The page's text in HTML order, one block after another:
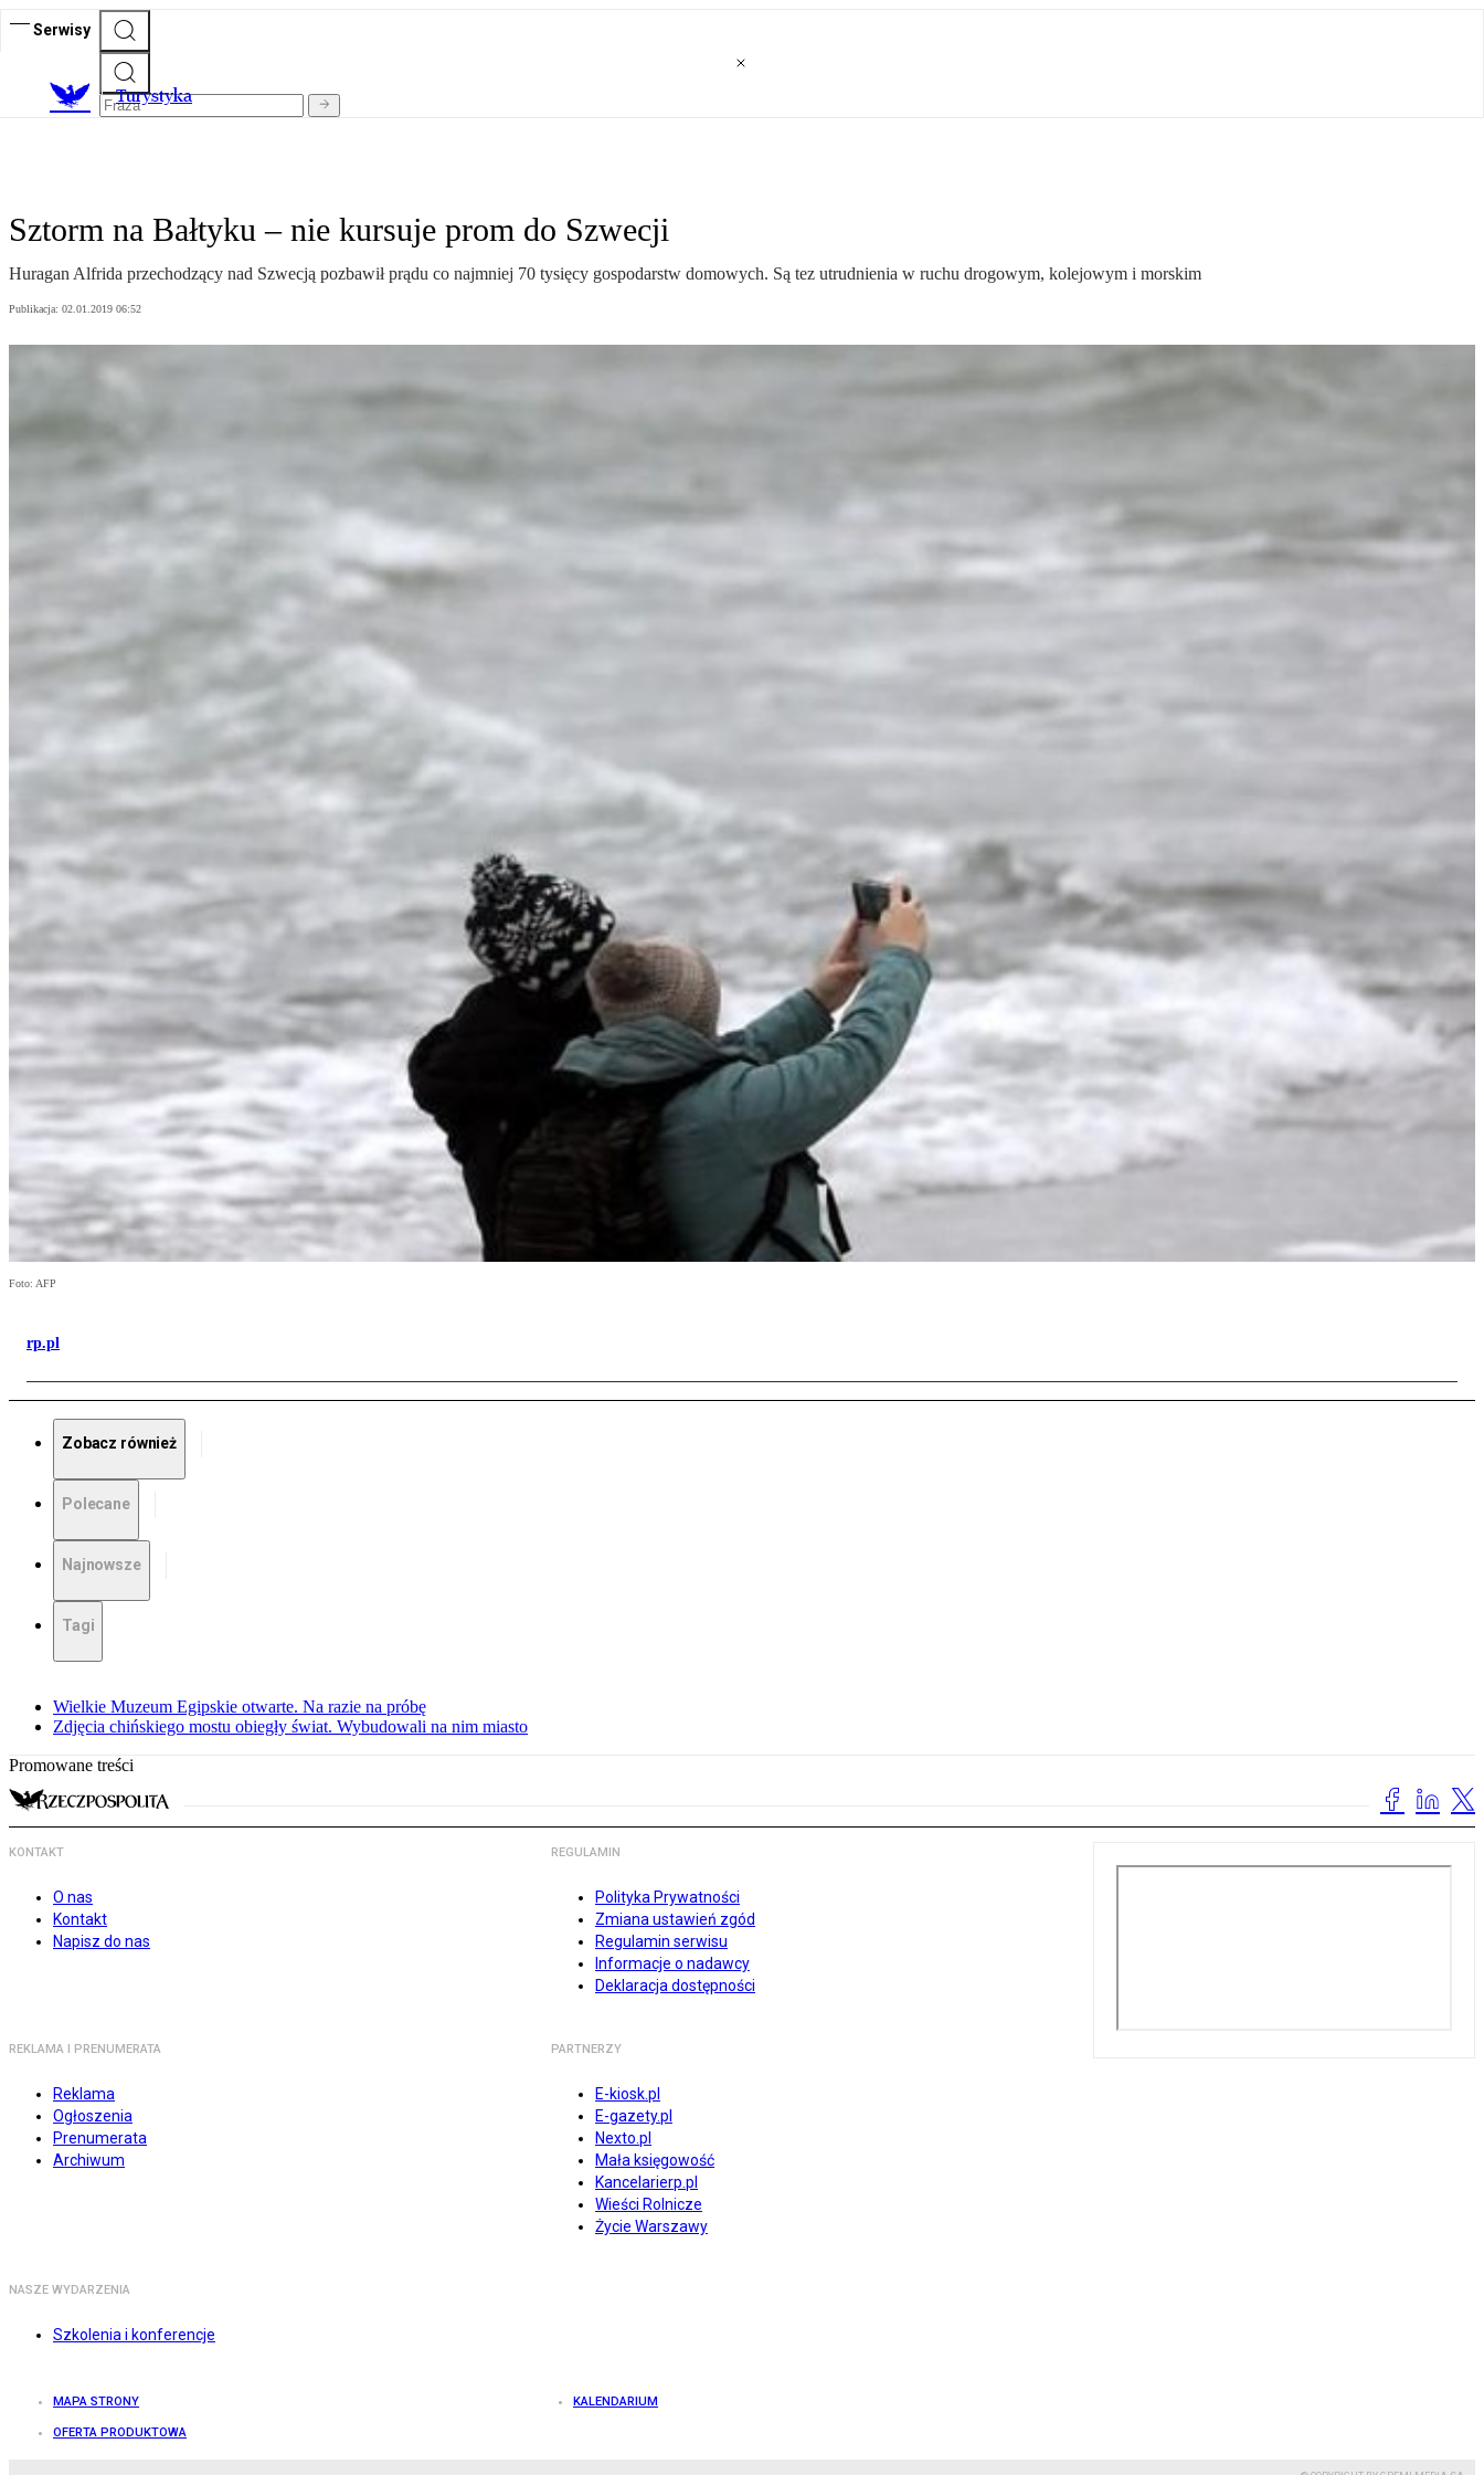
Serwisy
Turystyka
Sztorm na Bałtyku – nie kursuje prom do Szwecji
Huragan Alfrida przechodzący nad Szwecją pozbawił prądu co najmniej 70 tysięcy gospodarstw domowych. Są tez utrudnienia w ruchu drogowym, kolejowym i morskim
Publikacja: 02.01.2019 06:52
Foto: AFP
rp.pl
Zobacz również
Polecane
Najnowsze
Tagi
Wielkie Muzeum Egipskie otwarte. Na razie na próbę
Zdjęcia chińskiego mostu obiegły świat. Wybudowali na nim miasto
Promowane treści
KONTAKT
O nas
Kontakt
Napisz do nas
REGULAMIN
Polityka Prywatności
Zmiana ustawień zgód
Regulamin serwisu
Informacje o nadawcy
Deklaracja dostępności
REKLAMA I PRENUMERATA
Reklama
Ogłoszenia
Prenumerata
Archiwum
PARTNERZY
E-kiosk.pl
E-gazety.pl
Nexto.pl
Mała księgowość
Kancelarierp.pl
Wieści Rolnicze
Życie Warszawy
NASZE WYDARZENIA
Szkolenia i konferencje
MAPA STRONY KALENDARIUM
OFERTA PRODUKTOWA